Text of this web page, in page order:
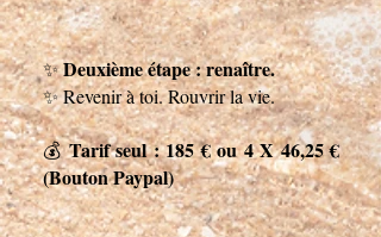
✨Deuxième étape : renaître.
✨Revenir à toi. Rouvrir la vie.
💰Tarif seul : 185 € ou 4 X 46,25 €
(Bouton Paypal)​